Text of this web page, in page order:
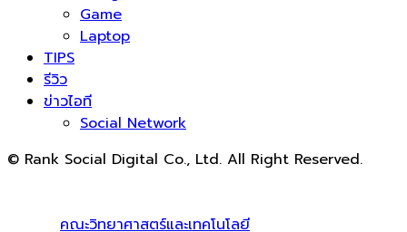
Game
Laptop
TIPS
รีวิว
ข่าวไอที
Social Network
© Rank Social Digital Co., Ltd. All Right Reserved.
คณะวิทยาศาสตร์และเทคโนโลยี